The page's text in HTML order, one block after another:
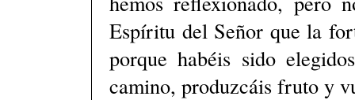
Espíritu del Señor que la
porque habéis sido
camino, produzcáis fruto y